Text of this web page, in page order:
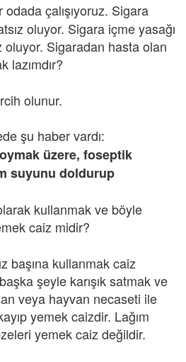
çalışıyoruz. Sigara
oluyor. Sigara içme yasağı
oluyor. Sigaradan hasta olan
lazımdır?
olunur.
şu haber vardı:
üzere, foseptik
suyunu doldurup
kullanmak ve böyle
caiz midir?
başına kullanmak caiz
şeyle karışık satmak ve
veya hayvan necaseti ile
yemek caizdir. Lağım
yemek caiz değildir.